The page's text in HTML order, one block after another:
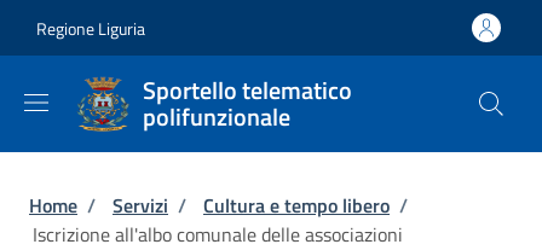
Regione Liguria
Sportello telematico
polifunzionale
Briciole di pane
Home / Servizi / Cultura e tempo libero /
Iscrizione all'albo comunale delle associazioni